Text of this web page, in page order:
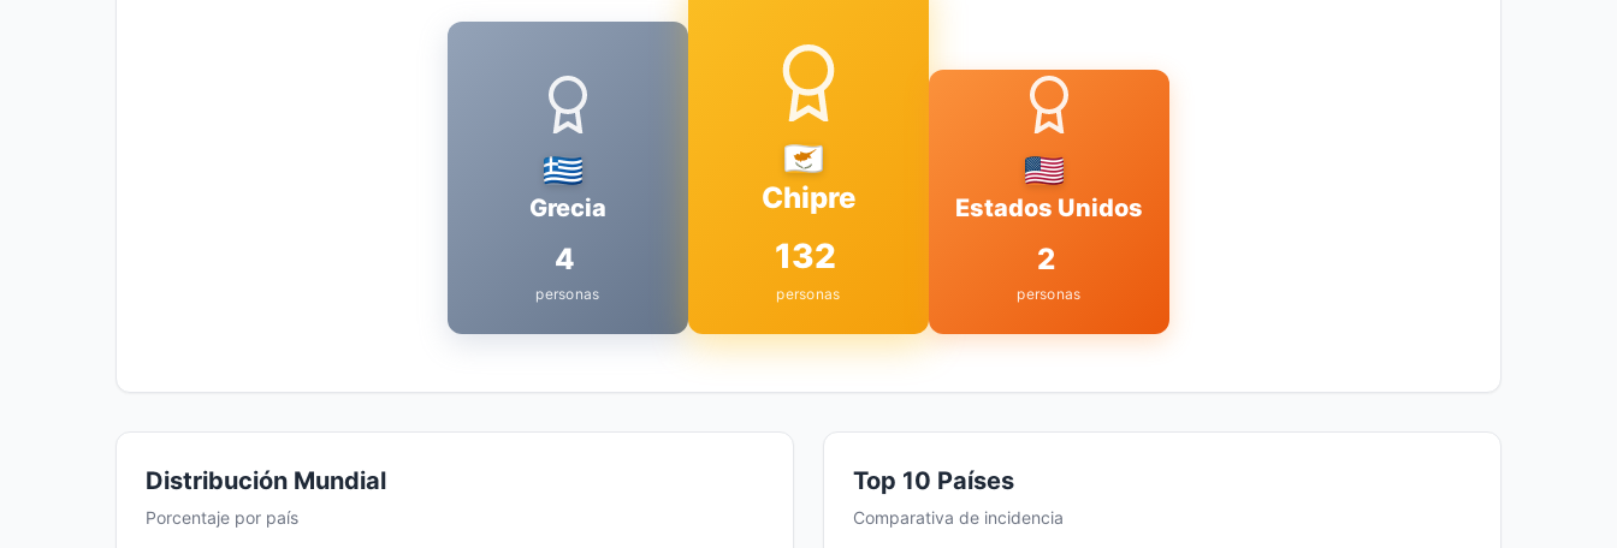
Grecia
4
personas
Chipre
132
personas
Estados Unidos
2
personas
Distribución Mundial
Porcentaje por país
Top 10 Países
Comparativa de incidencia